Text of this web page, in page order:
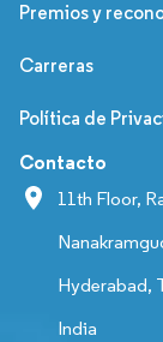
Premios y
Carreras
Política de
Contacto
11th Floor,
Hyderabad,
India